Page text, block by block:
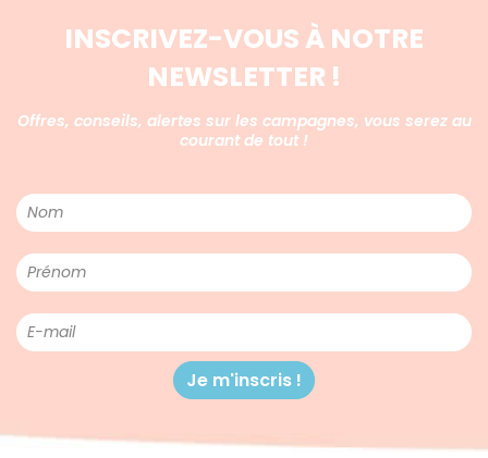
INSCRIVEZ-VOUS À NOTRE
NEWSLETTER !
Offres, conseils, alertes sur les campagnes, vous serez au
courant de tout !